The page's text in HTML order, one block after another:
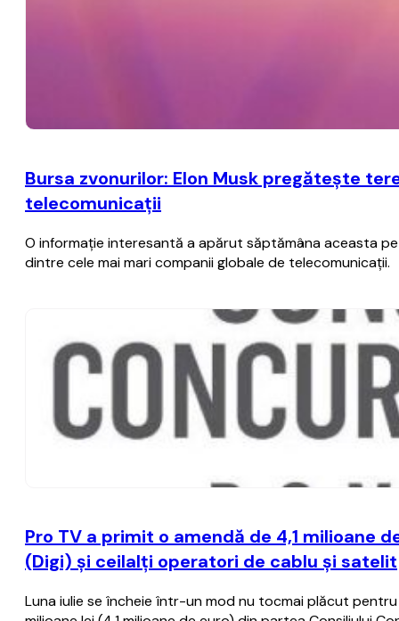
Bursa zvonurilor: Elon Musk pregăteşte
telecomunicaţii
O informaţie interesantă a apărut săptămâna aceasta
dintre cele mai mari companii globale de telecomunicaţii.
Pro TV a primit o amendă de 4,1 milioane
(Digi) şi ceilalţi operatori de cablu şi satelit
Luna iulie se încheie într-un mod nu tocmai plăcut